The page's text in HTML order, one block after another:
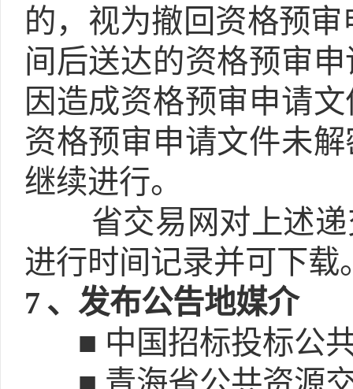
的，视为撤回资格预
间后送达的资格预审
因造成资格预审申请
资格预审申请文件未
继续进行。
省交易网对上述
进行时间记录并可下载
7 、发布公告地媒介
■ 中国招标投标公